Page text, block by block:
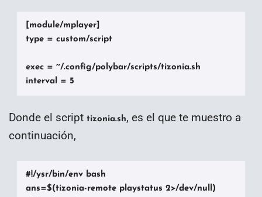
[module/mplayer]
type = custom/script
exec = ~/.config/polybar/scripts/tizonia.sh
interval = 5
Donde el script tizonia.sh, es el que te muestro a
continuación,
#!/ysr/bin/env bash
ans=$(tizonia-remote playstatus 2>/dev/null)